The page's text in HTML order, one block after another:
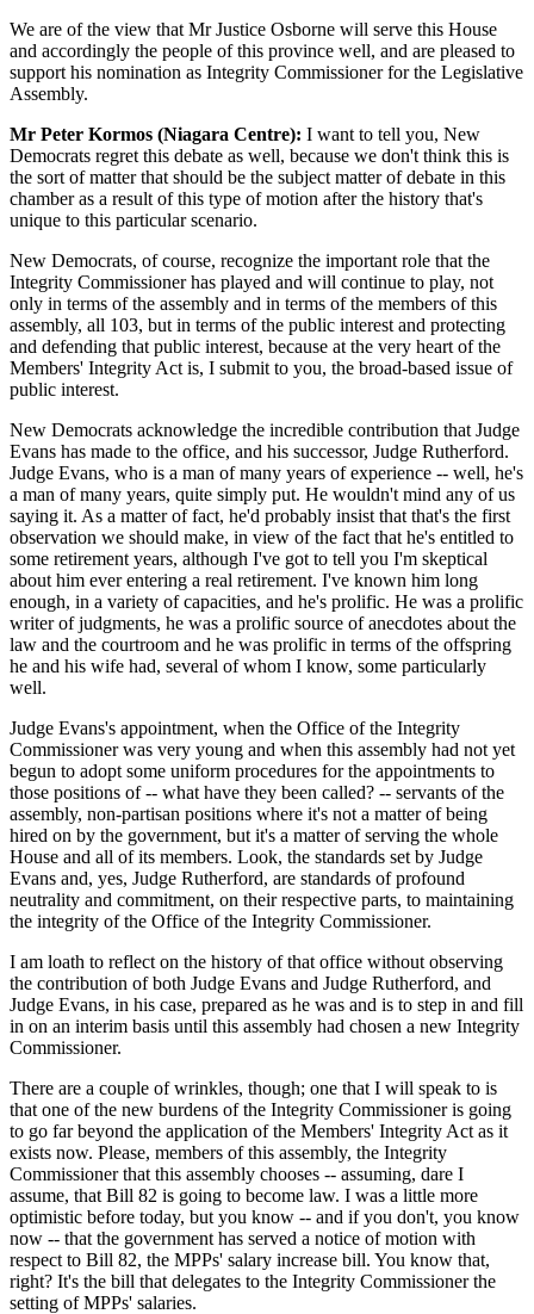
We are of the view that Mr Justice Osborne will serve this House
and accordingly the people of this province well, and are pleased to
support his nomination as Integrity Commissioner for the Legislative
Assembly.
Mr Peter Kormos (Niagara Centre): I want to tell you, New
Democrats regret this debate as well, because we don't think this is
the sort of matter that should be the subject matter of debate in this
chamber as a result of this type of motion after the history that's
unique to this particular scenario.
New Democrats, of course, recognize the important role that the
Integrity Commissioner has played and will continue to play, not
only in terms of the assembly and in terms of the members of this
assembly, all 103, but in terms of the public interest and protecting
and defending that public interest, because at the very heart of the
Members' Integrity Act is, I submit to you, the broad-based issue of
public interest.
New Democrats acknowledge the incredible contribution that Judge
Evans has made to the office, and his successor, Judge Rutherford.
Judge Evans, who is a man of many years of experience -- well, he's
a man of many years, quite simply put. He wouldn't mind any of us
saying it. As a matter of fact, he'd probably insist that that's the first
observation we should make, in view of the fact that he's entitled to
some retirement years, although I've got to tell you I'm skeptical
about him ever entering a real retirement. I've known him long
enough, in a variety of capacities, and he's prolific. He was a prolific
writer of judgments, he was a prolific source of anecdotes about the
law and the courtroom and he was prolific in terms of the offspring
he and his wife had, several of whom I know, some particularly
well.
Judge Evans's appointment, when the Office of the Integrity
Commissioner was very young and when this assembly had not yet
begun to adopt some uniform procedures for the appointments to
those positions of -- what have they been called? -- servants of the
assembly, non-partisan positions where it's not a matter of being
hired on by the government, but it's a matter of serving the whole
House and all of its members. Look, the standards set by Judge
Evans and, yes, Judge Rutherford, are standards of profound
neutrality and commitment, on their respective parts, to maintaining
the integrity of the Office of the Integrity Commissioner.
I am loath to reflect on the history of that office without observing
the contribution of both Judge Evans and Judge Rutherford, and
Judge Evans, in his case, prepared as he was and is to step in and fill
in on an interim basis until this assembly had chosen a new Integrity
Commissioner.
There are a couple of wrinkles, though; one that I will speak to is
that one of the new burdens of the Integrity Commissioner is going
to go far beyond the application of the Members' Integrity Act as it
exists now. Please, members of this assembly, the Integrity
Commissioner that this assembly chooses -- assuming, dare I
assume, that Bill 82 is going to become law. I was a little more
optimistic before today, but you know -- and if you don't, you know
now -- that the government has served a notice of motion with
respect to Bill 82, the MPPs' salary increase bill. You know that,
right? It's the bill that delegates to the Integrity Commissioner the
setting of MPPs' salaries.